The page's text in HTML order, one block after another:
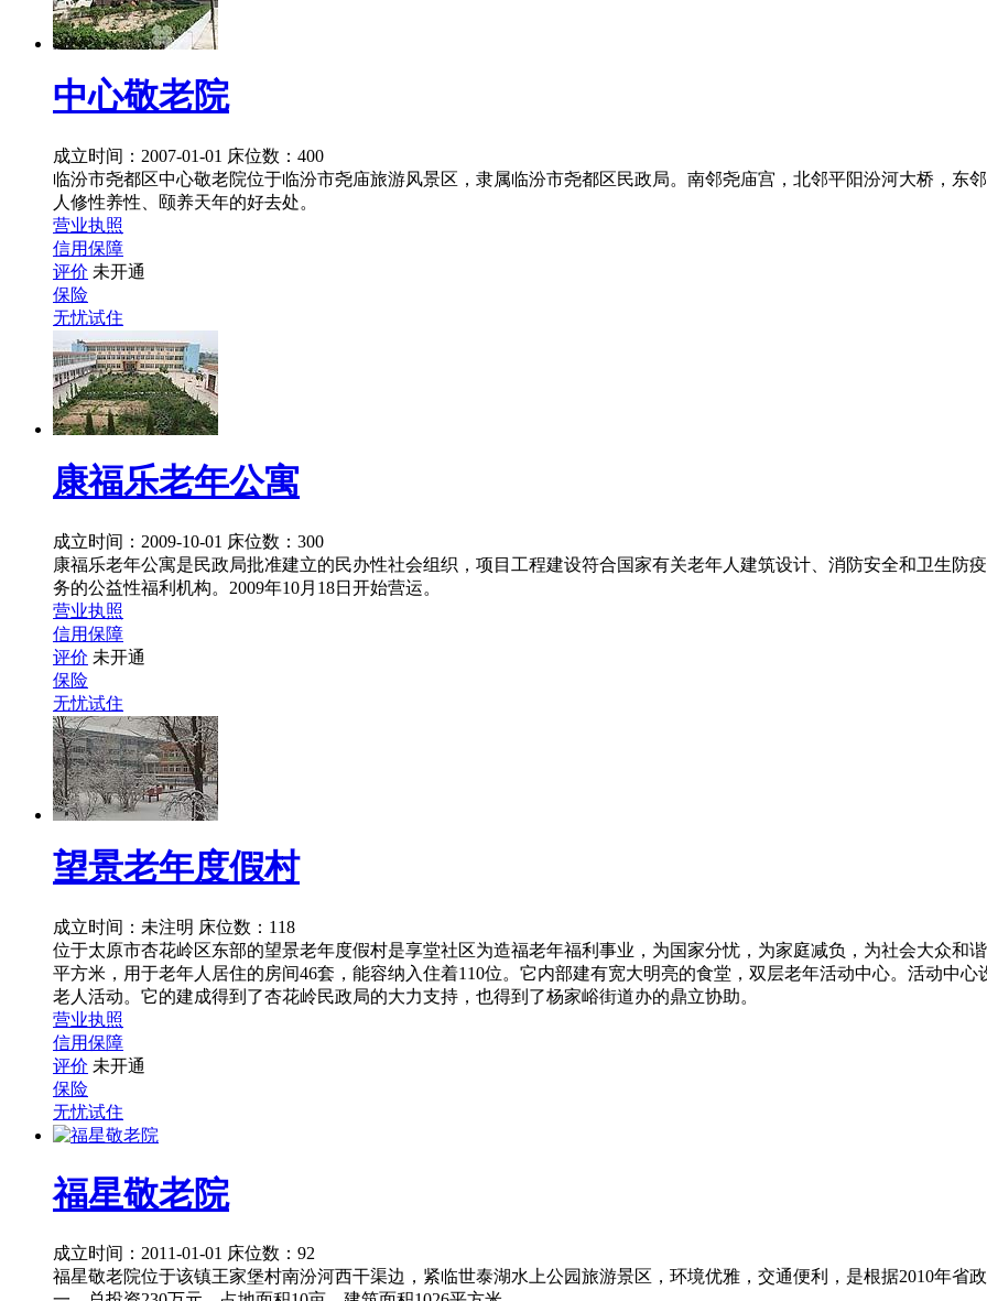
中心敬老院
成立时间：2007-01-01 床位数：400
临汾市尧都区中心敬老院位于临汾市尧庙旅游风景区，隶属临汾市尧都区民政局。南邻尧庙宫，北邻平阳汾河大桥，东
人修性养性、颐养天年的好去处。
营业执照
信用保障
评价 未开通
保险
无忧试住
康福乐老年公寓
成立时间：2009-10-01 床位数：300
康福乐老年公寓是民政局批准建立的民办性社会组织，项目工程建设符合国家有关老年人建筑设计、消防安全和卫生防
务的公益性福利机构。2009年10月18日开始营运。
营业执照
信用保障
评价 未开通
保险
无忧试住
望景老年度假村
成立时间：未注明 床位数：118
位于太原市杏花岭区东部的望景老年度假村是享堂社区为造福老年福利事业，为国家分忧，为家庭减负，为社会大众和
平方米，用于老年人居住的房间46套，能容纳入住着110位。它内部建有宽大明亮的食堂，双层老年活动中心。活动中
老人活动。它的建成得到了杏花岭民政局的大力支持，也得到了杨家峪街道办的鼎立协助。
营业执照
信用保障
评价 未开通
保险
无忧试住
福星敬老院
成立时间：2011-01-01 床位数：92
福星敬老院位于该镇王家堡村南汾河西干渠边，紧临世泰湖水上公园旅游景区，环境优雅，交通便利，是根据2010年省